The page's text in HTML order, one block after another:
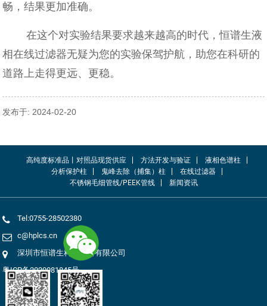
畅，结果更加准确。
在这个对实验结果要求越来越高的时代，恒谱生液
相在线过滤器无疑为您的实验保驾护航，助您在科研的
道路上走得更远、更稳。
发布于: 2024-02-20
高纯度标准品丨对照品现货供应 方法开发与验证
液相色谱柱
分析保护柱
鬼峰去除（捕集）柱
在线过滤器
不锈钢毛细管线/PEEK管线
新闻资讯
Tel:0755-28502380
c@hplcs.cn
深圳市恒谱生科学仪器有限公司
粤ICP备2020081845号